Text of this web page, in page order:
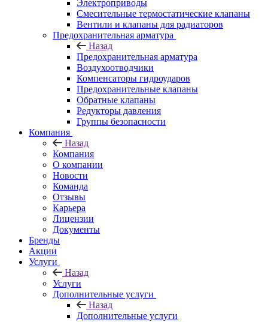
Электроприводы
Смесительные термостатические клапаны
Вентили и клапаны для радиаторов
Предохранительная арматура
Назад
Предохранительная арматура
Воздухоотводчики
Компенсаторы гидроударов
Предохранительные клапаны
Обратные клапаны
Редукторы давления
Группы безопасности
Компания
Назад
Компания
О компании
Новости
Команда
Отзывы
Карьера
Лицензии
Документы
Бренды
Акции
Услуги
Назад
Услуги
Дополнительные услуги
Назад
Дополнительные услуги